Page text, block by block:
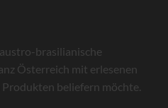
brasilianische
Österreich mit erlesenen
Produkten beliefern möchte.